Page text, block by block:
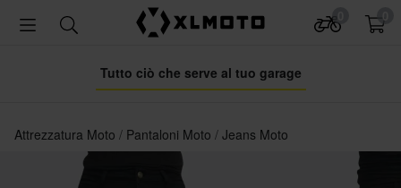
Tutto ciò che serve al tuo garage
Attrezzatura Moto Pantaloni Moto Jeans Moto